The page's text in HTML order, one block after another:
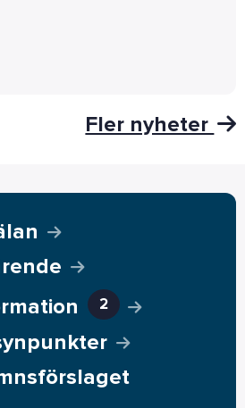
Fler nyheter
2